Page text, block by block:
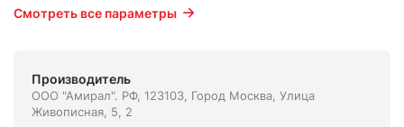
Смотреть все параметры
Производитель
ООО "Амирал". РФ, 123103, Город Москва, Улица
Живописная, 5, 2